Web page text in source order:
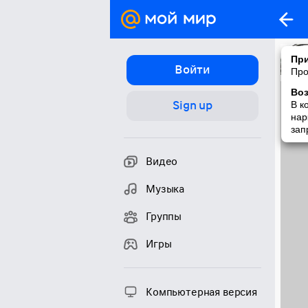
В
Войти
Sign up
Видео
Музыка
Группы
Игры
Компьютерная версия